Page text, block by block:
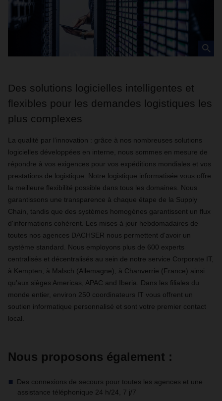
Des solutions logicielles intelligentes et
flexibles pour les demandes logistiques les
plus complexes
La qualité par l’innovation : grâce à nos nombreuses solutions
logicielles développées en interne, nous sommes en mesure de
répondre à vos exigences pour vos expéditions mondiales et vos
prestations de logistique. Notre logistique informatisée vous offre
la meilleure flexibilité possible dans tous les domaines. Nous
garantissons une transparence à chaque étape de la Supply
Chain, tandis que des systèmes homogènes garantissent un flux
d'informations cohérent. Les mises à jour hebdomadaires de
toutes nos agences DACHSER nous permettent d'avoir un
système standard. Nous employons plus de 600 experts
centralisés et décentralisés au sein de notre service Corporate IT,
à Kempten, à Malsch (Allemagne), à Chanverrie (France) ainsi
qu'aux sièges Americas, APAC and Iberia. Dans les filiales du
monde entier, environ 250 coordinateurs IT vous offrent un
soutien informatique personnalisé et sont votre premier contact
local.
Nous proposons également :
Des connexions de secours pour toutes les agences et une
assistance téléphonique 24 h/24, 7 j/7